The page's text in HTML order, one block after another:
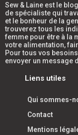
Sew & Laine est le
de spécialiste qui
et le bonheur de la
trouverez tous les
femme pour être à la
votre alimentation,
Pour tous vos
envoyer un message
Liens utiles
Qui sommes-
Contact
Mentions